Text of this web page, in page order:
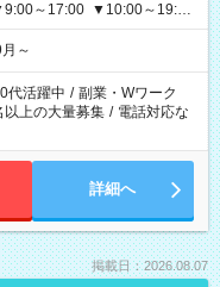
～17:00 ▼10:00～19:00
～
代活躍中 / 副業・Wワーク
以上の大量募集 / 電話対応な
詳細へ
掲載日：2026.08.07